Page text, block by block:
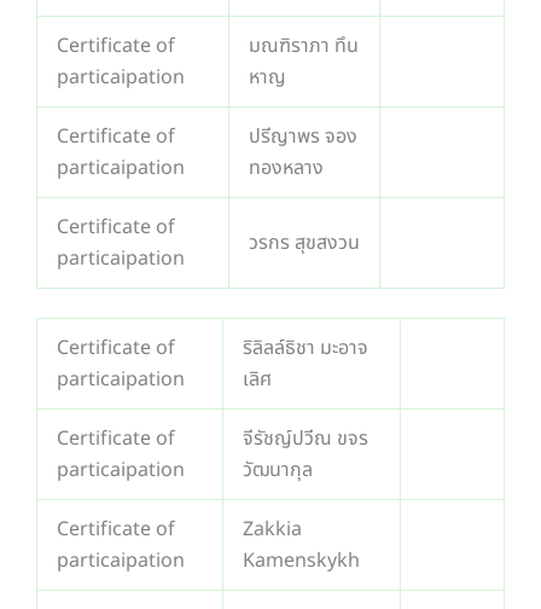
Certificate of
particaipation
มณฑิราภา ทึน
หาญ
Certificate of
particaipation
ปรีญาพร จอง
ทองหลาง
Certificate of
particaipation
วรกร สุขสงวน
Certificate of
particaipation
ริลิลล์ธิชา มะอาจ
เลิศ
Certificate of
particaipation
จีรัชญ์ปวีณ ขจร
วัฒนากุล
Certificate of
particaipation
Zakkia
Kamenskykh